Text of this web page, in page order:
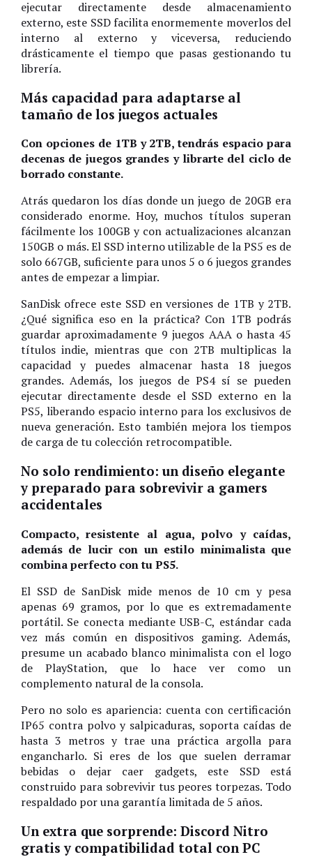
ejecutar directamente desde almacenamiento
externo, este SSD facilita enormemente moverlos del
interno al externo y viceversa, reduciendo
drásticamente el tiempo que pasas gestionando tu
librería.
Más capacidad para adaptarse al
tamaño de los juegos actuales
Con opciones de 1TB y 2TB, tendrás espacio para
decenas de juegos grandes y librarte del ciclo de
borrado constante.
Atrás quedaron los días donde un juego de 20GB era
considerado enorme. Hoy, muchos títulos superan
fácilmente los 100GB y con actualizaciones alcanzan
150GB o más. El SSD interno utilizable de la PS5 es de
solo 667GB, suficiente para unos 5 o 6 juegos grandes
antes de empezar a limpiar.
SanDisk ofrece este SSD en versiones de 1TB y 2TB.
¿Qué significa eso en la práctica? Con 1TB podrás
guardar aproximadamente 9 juegos AAA o hasta 45
títulos indie, mientras que con 2TB multiplicas la
capacidad y puedes almacenar hasta 18 juegos
grandes. Además, los juegos de PS4 sí se pueden
ejecutar directamente desde el SSD externo en la
PS5, liberando espacio interno para los exclusivos de
nueva generación. Esto también mejora los tiempos
de carga de tu colección retrocompatible.
No solo rendimiento: un diseño elegante
y preparado para sobrevivir a gamers
accidentales
Compacto, resistente al agua, polvo y caídas,
además de lucir con un estilo minimalista que
combina perfecto con tu PS5.
El SSD de SanDisk mide menos de 10 cm y pesa
apenas 69 gramos, por lo que es extremadamente
portátil. Se conecta mediante USB-C, estándar cada
vez más común en dispositivos gaming. Además,
presume un acabado blanco minimalista con el logo
de PlayStation, que lo hace ver como un
complemento natural de la consola.
Pero no solo es apariencia: cuenta con certificación
IP65 contra polvo y salpicaduras, soporta caídas de
hasta 3 metros y trae una práctica argolla para
engancharlo. Si eres de los que suelen derramar
bebidas o dejar caer gadgets, este SSD está
construido para sobrevivir tus peores torpezas. Todo
respaldado por una garantía limitada de 5 años.
Un extra que sorprende: Discord Nitro
gratis y compatibilidad total con PC